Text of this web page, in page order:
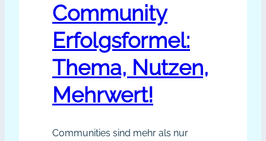
Community
Erfolgsformel:
Thema, Nutzen,
Mehrwert!
Communities sind mehr als nur